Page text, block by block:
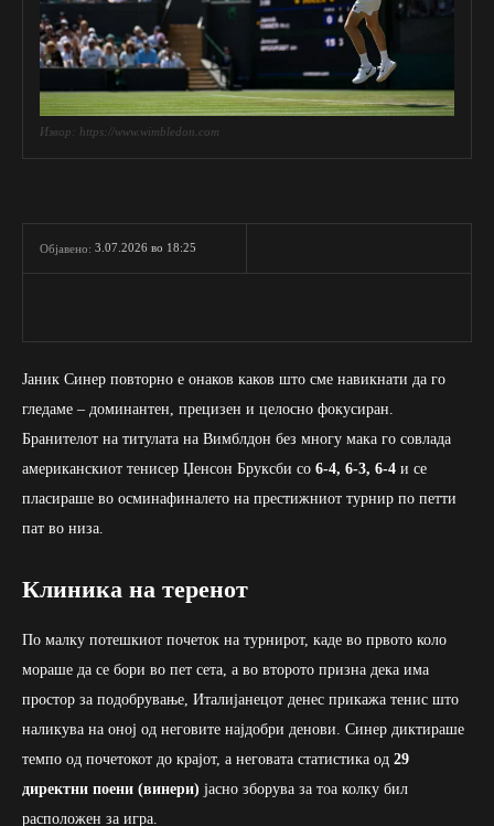
Извор: https://www.wimbledon.com
Објавено: 3.07.2026 во 18:25
Јаник Синер повторно е онаков каков што сме навикнати да го
гледаме – доминантен, прецизен и целосно фокусиран.
Бранителот на титулата на Вимблдон без многу мака го совлада
американскиот тенисер Џенсон Бруксби со 6-4, 6-3, 6-4 и се
пласираше во осминафиналето на престижниот турнир по петти
пат во низа.
Клиника на теренот
По малку потешкиот почеток на турнирот, каде во првото коло
мораше да се бори во пет сета, а во второто призна дека има
простор за подобрување, Италијанецот денес прикажа тенис што
наликува на оној од неговите најдобри денови. Синер диктираше
темпо од почетокот до крајот, а неговата статистика од 29
директни поени (винери) јасно зборува за тоа колку бил
расположен за игра.